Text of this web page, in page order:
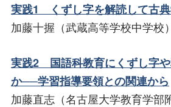
実践1 くずし字を解読して古
加藤十握（武蔵高等学校中学校）
実践2 国語科教育にくずし字
か──学習指導要領との関連から
加藤直志（名古屋大学教育学部